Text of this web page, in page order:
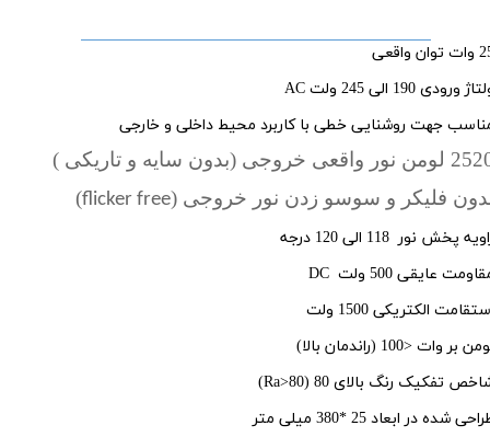
واقعی
ورودی 190 الی 245 ولت
AC
جهت روشنایی خطی با کاربرد محیط داخلی و خارجی
نور واقعی خروجی (بدون سایه و تاریکی )
فلیکر و سوسو زدن نور خروجی (flicker free
)
پخش نور 118 الی 120 درجه
عایقی 500 ولت
DC
الکتریکی 1500 ولت
بر وات <100 (راندمان بالا)
تفکیک رنگ بالای 80 (
Ra>80
)
شده در ابعاد 25 *380 میلی متر